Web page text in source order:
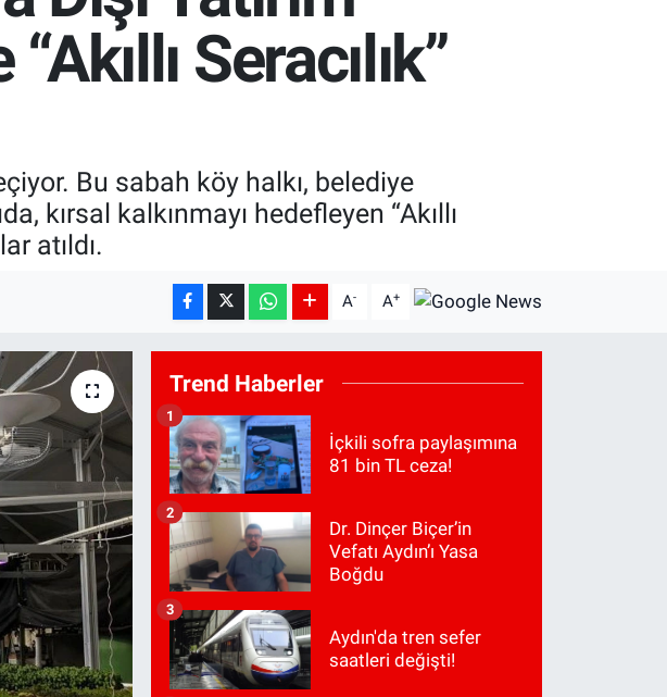
Seracılık”
Bu sabah köy halkı, belediye
kırsal kalkınmayı hedefleyen “Akıllı
atıldı.
A- A+
Trend Haberler
İçkili sofra paylaşımına
81 bin TL ceza!
1
Dr. Dinçer Biçer’in
Vefatı Aydın’ı Yasa
Boğdu
2
Aydın'da tren sefer
saatleri değişti!
3